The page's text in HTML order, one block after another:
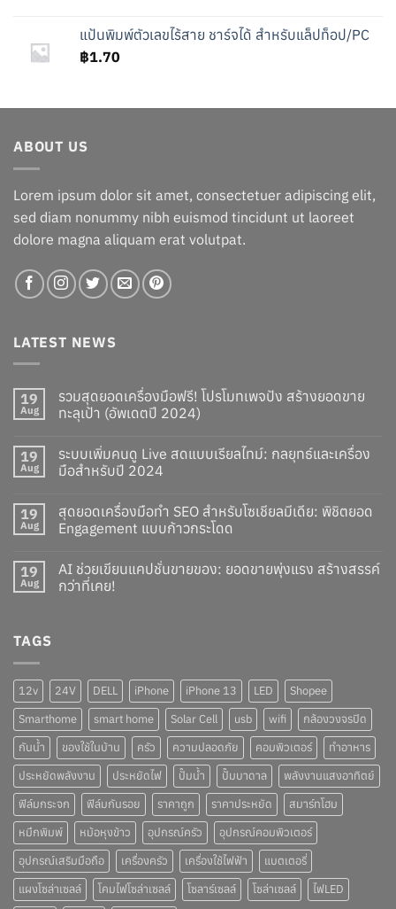
was:
฿450.00.฿405.00.
แป้นพิมพ์ตัวเลขไร้สาย ชาร์จได้ สำหรับแล็ปท็อป/PC
฿1.70
ABOUT US
Lorem ipsum dolor sit amet, consectetuer adipiscing elit,
sed diam nonummy nibh euismod tincidunt ut laoreet
dolore magna aliquam erat volutpat.
LATEST NEWS
19
Aug
รวมสุดยอดเครื่องมือฟรี! โปรโมทเพจปัง สร้างยอดขาย
ทะลุเป้า (อัพเดตปี 2024)
19
Aug
ระบบเพิ่มคนดู Live สดแบบเรียลไทม์: กลยุทธ์และเครื่อง
มือสำหรับปี 2024
19
Aug
สุดยอดเครื่องมือทำ SEO สำหรับโซเชียลมีเดีย: พิชิตยอด
Engagement แบบก้าวกระโดด
19
Aug
AI ช่วยเขียนแคปชั่นขายของ: ยอดขายพุ่งแรง สร้างสรรค์
กว่าที่เคย!
TAGS
12v 24V DELL iPhone iPhone 13 LED
Shopee
Smarthome
smart home Solar Cell usb wifi
กล้องวงจรปิด
กันน้ำ
ของใช้ในบ้าน ครัว ความปลอดภัย คอมพิวเตอร์
ทำอาหาร
ประหยัดพลังงาน
ประหยัดไฟ ปั๊มน้ำ ปั๊มบาดาล
พลังงานแสงอาทิตย์
ฟิล์มกระจก
ฟิล์มกันรอย ราคาถูก ราคาประหยัด
สมาร์ทโฮม
หมึกพิมพ์
หม้อหุงข้าว อุปกรณ์ครัว
อุปกรณ์คอมพิวเตอร์
อุปกรณ์เสริมมือถือ
เครื่องครัว เครื่องใช้ไฟฟ้า
แบตเตอรี่
แผงโซล่าเซลล์
โคมไฟโซล่าเซลล์ โซลาร์เซลล์ โซล่าเซลล์ ไฟLED